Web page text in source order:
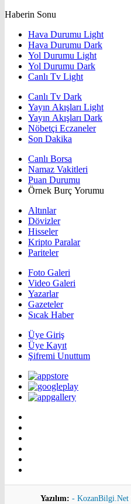
Haberin Sonu
Hava Durumu Light
Hava Durumu Dark
Yol Durumu Light
Yol Durumu Dark
Canlı Tv Light
Canlı Tv Dark
Yayın Akışları Light
Yayın Akışları Dark
Nöbetçi Eczaneler
Son Dakika
Canlı Borsa
Namaz Vakitleri
Puan Durumu
Örnek Burç Yorumu
Altınlar
Dövizler
Hisseler
Kripto Paralar
Pariteler
Foto Galeri
Video Galeri
Yazarlar
Gazeteler
Sıcak Haber
Üye Giriş
Üye Kayıt
Şifremi Unuttum
Yazılım: - KozanBilgi.Net